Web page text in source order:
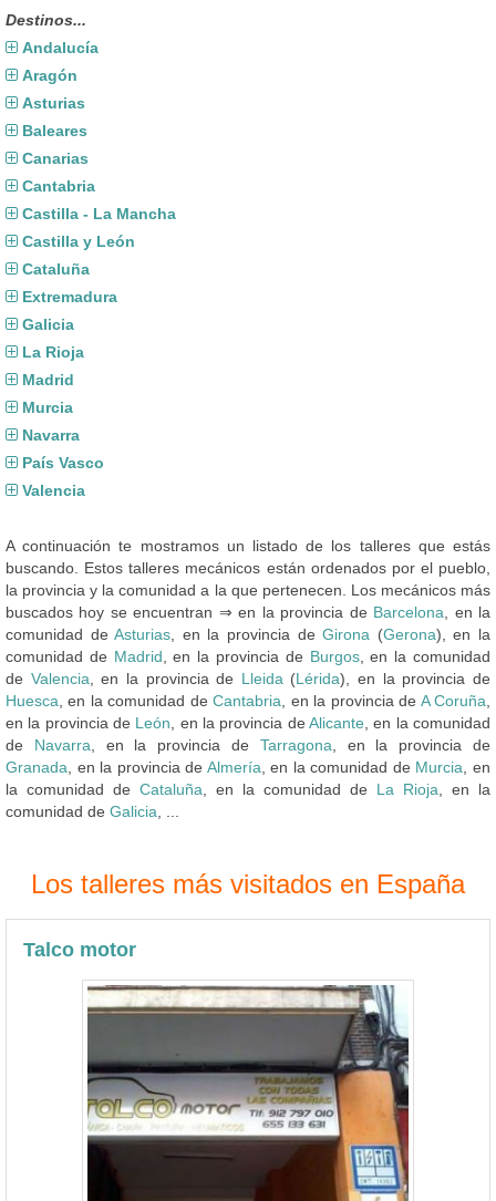
Destinos...
Andalucía
Aragón
Asturias
Baleares
Canarias
Cantabria
Castilla - La Mancha
Castilla y León
Cataluña
Extremadura
Galicia
La Rioja
Madrid
Murcia
Navarra
País Vasco
Valencia
A continuación te mostramos un listado de los talleres que estás
buscando. Estos talleres mecánicos están ordenados por el pueblo,
la provincia y la comunidad a la que pertenecen. Los mecánicos más
buscados hoy se encuentran ⇒ en la provincia de Barcelona , en la
comunidad deAsturias , en la provincia deGirona (Gerona), en la
comunidad de Madrid , en la provincia de Burgos, en la comunidad
de Valencia , en la provincia de Lleida (Lérida), en la provincia de
Huesca , en la comunidad deCantabria , en la provincia de A Coruña
en la provincia de León , en la provincia deAlicante , en la comunidad
de Navarra , en la provincia de Tarragona , en la provincia de
Granada , en la provincia de Almería , en la comunidad de Murcia , en
la comunidad de Cataluña , en la comunidad de La Rioja , en la
comunidad de Galicia
Los talleres más visitados en España
Talco motor